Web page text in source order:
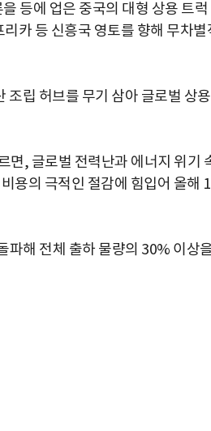
등에 업은 중국의 대형 상용 트
카 등 신흥국 영토를 향해 무차
립 허브를 무기 삼아 글로벌 상
, 글로벌 전력난과 에너지 위기
용의 극적인 절감에 힘입어 올해
해 전체 출하 물량의 30% 이상